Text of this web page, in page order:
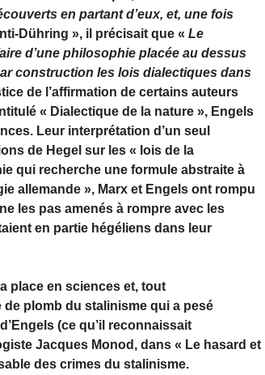
en partant d’eux, et, une fois
Dühring », il précisait que «Le
d’une philosophie placée au dessus
construction les lois dialectiques dans
de l’affirmation de certains auteurs
« Dialectique de la nature », Engels
Leur interprétation d’un seul
de Hegelsur les « lois de la
qui recherche une formule abstraite à
allemande », Marxet Engelsont rompu
les pas amenés à rompre avec les
en partie hégéliens dans leur
place en sciences et, tout
plomb du stalinisme qui a pesé
d’Engels(ce qu’il reconnaissait
Jacques Monod , dans « Le hasard et
des crimes du stalinisme.